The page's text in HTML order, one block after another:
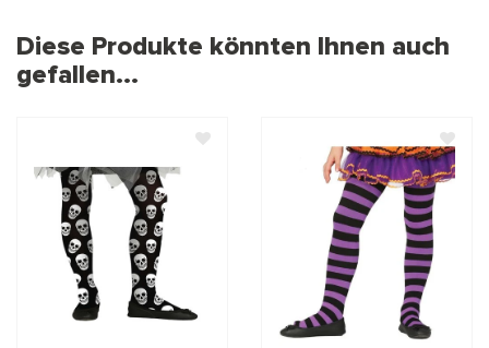
Diese Produkte könnten Ihnen auch
gefallen...